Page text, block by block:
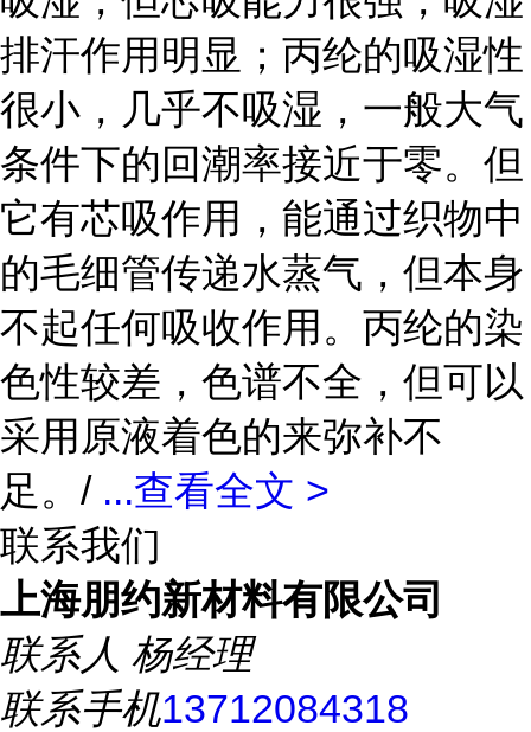
排汗作用明显；丙纶的吸湿性
很小，几乎不吸湿，一般大气
条件下的回潮率接近于零。但
它有芯吸作用，能通过织物中
的毛细管传递水蒸气，但本身
不起任何吸收作用。丙纶的染
色性较差，色谱不全，但可以
采用原液着色的来弥补不
足。/ ...查看全文 >
联系我们
上海朋约新材料有限公司
联系人 杨经理
联系手机13712084318